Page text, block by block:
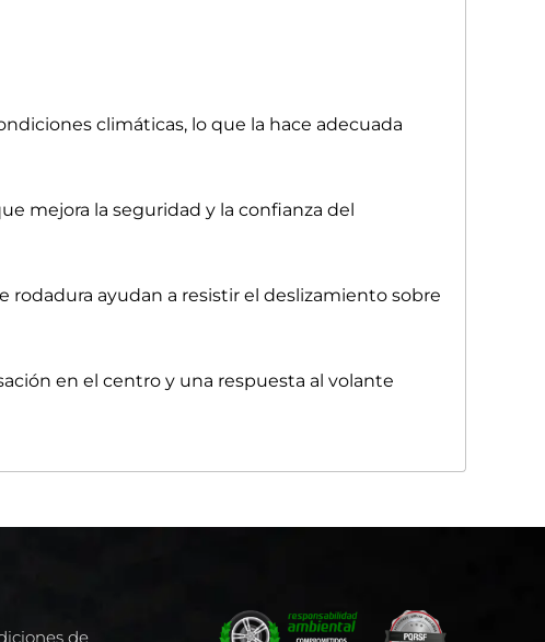
climáticas, lo que la hace adecuada
mejora la seguridad y la confianza del
rodadura ayudan a resistir el deslizamiento sobre
en el centro y una respuesta al volante
de